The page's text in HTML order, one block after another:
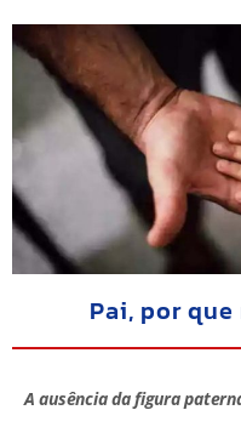
Pai, por
A ausência da figura